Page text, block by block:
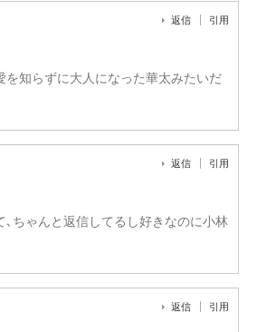
返信 引用
を知らずに大人になった華太みたいだ
返信 引用
､ちゃんと返信してるし好きなのに小林
返信 引用